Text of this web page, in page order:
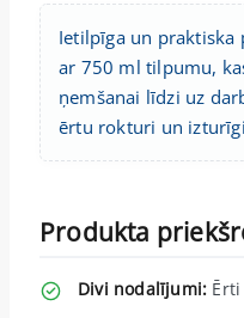
Ietilpīga un praktiska
ar 750 ml tilpumu,
ņemšanai līdzi uz
ērtu rokturi un
Produkta
Divi nodalījumi: